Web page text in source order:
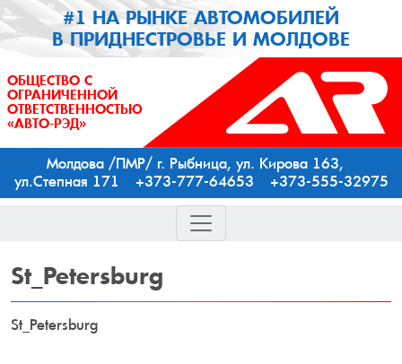
#1 НА РЫНКЕ АВТОМОБИЛЕЙ
В ПРИДНЕСТРОВЬЕ И МОЛДОВЕ
ОБЩЕСТВО С
ОГРАНИЧЕННОЙ
ОТВЕТСТВЕННОСТЬЮ
«АВТО-РЭД»
Молдова /ПМР/ г. Рыбница, ул. Кирова 163,
ул.Степная 171 +373-777-64653 +373-555-32975
St_Petersburg
St_Petersburg